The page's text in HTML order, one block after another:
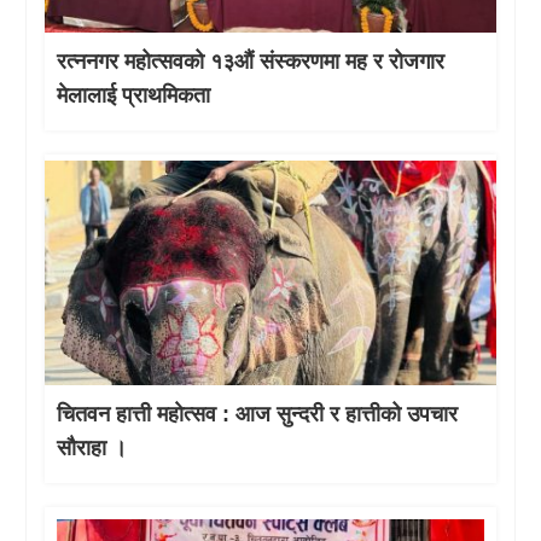
रत्ननगर महोत्सवको १३औं संस्करणमा मह र रोजगार
मेलालाई प्राथमिकता
चितवन हात्ती महाेत्सव : आज सुन्दरी र हात्तीको उपचार
साैराहा ।